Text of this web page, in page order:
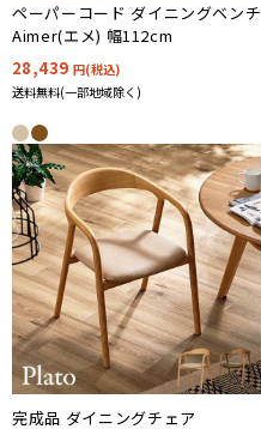
ペーパーコード ダイニングベンチ
Aimer(エメ) 幅112cm
28,439 円(税込)
送料無料(一部地域除く)
完成品 ダイニングチェア